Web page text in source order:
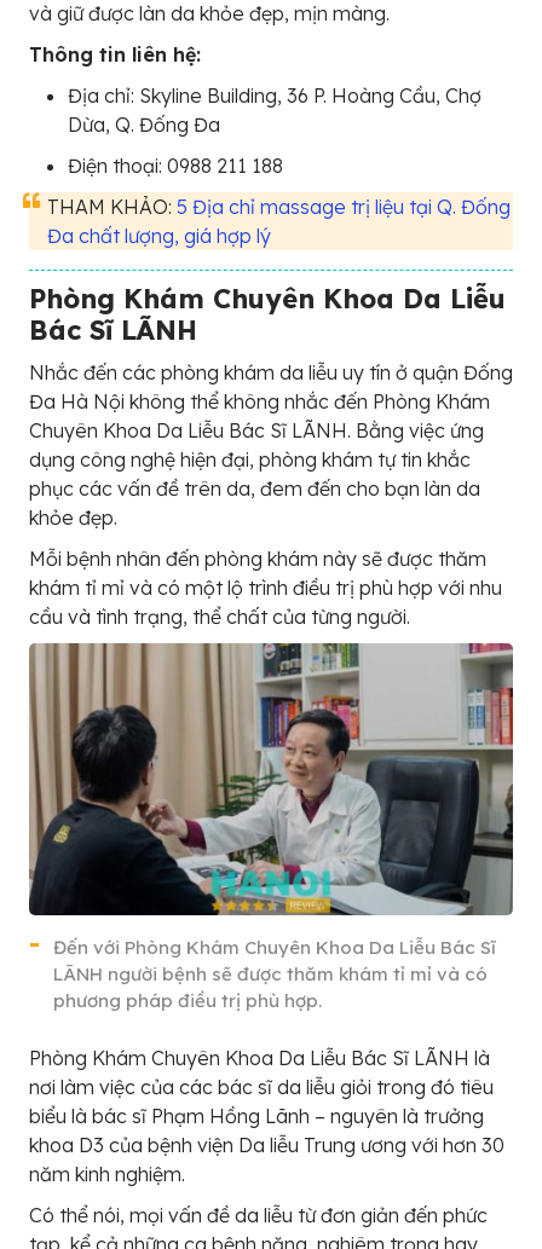
và giữ được làn da khỏe đẹp, mịn màng.
Thông tin liên hệ:
Địa chỉ: Skyline Building, 36 P. Hoàng Cầu, Chợ
Dừa, Q. Đống Đa
Điện thoại: 0988 211 188
THAM KHẢO: 5 Địa chỉ massage trị liệu tại Q. Đống
Đa chất lượng, giá hợp lý
Phòng Khám Chuyên Khoa Da Liễu
Bác Sĩ LÃNH
Nhắc đến các phòng khám da liễu uy tín ở quận Đống
Đa Hà Nội không thể không nhắc đến Phòng Khám
Chuyên Khoa Da Liễu Bác Sĩ LÃNH. Bằng việc ứng
dụng công nghệ hiện đại, phòng khám tự tin khắc
phục các vấn đề trên da, đem đến cho bạn làn da
khỏe đẹp.
Mỗi bệnh nhân đến phòng khám này sẽ được thăm
khám tỉ mỉ và có một lộ trình điều trị phù hợp với nhu
cầu và tình trạng, thể chất của từng người.
Đến với Phòng Khám Chuyên Khoa Da Liễu Bác Sĩ
LÃNH người bệnh sẽ được thăm khám tỉ mỉ và có
phương pháp điều trị phù hợp.
Phòng Khám Chuyên Khoa Da Liễu Bác Sĩ LÃNH là
nơi làm việc của các bác sĩ da liễu giỏi trong đó tiêu
biểu là bác sĩ Phạm Hồng Lãnh – nguyên là trưởng
khoa D3 của bệnh viện Da liễu Trung ương với hơn 30
năm kinh nghiệm.
Có thể nói, mọi vấn đề da liễu từ đơn giản đến phức
tạp, kể cả những ca bệnh nặng, nghiêm trọng hay